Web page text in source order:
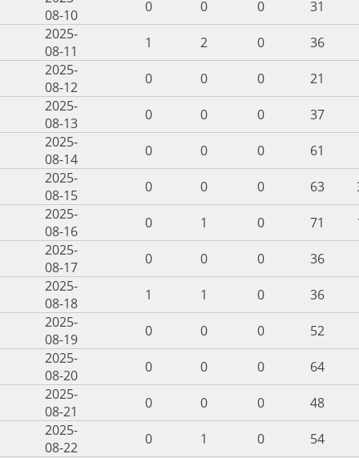
08-10
0 0 0
31
2025-
08-11
1 2 0
36
2025-
08-12
0 0 0
21
2025-
08-13
0 0 0
37
2025-
08-14
0 0 0
61
2025-
08-15
0 0 0 63
2025-
08-16
0 1 0 71
2025-
08-17
0 0 0
36
2025-
08-18
1 1 0
36
2025-
08-19
0 0 0
52
2025-
08-20
0 0 0
64
2025-
08-21
0 0 0
48
2025-
08-22
0 1 0
54